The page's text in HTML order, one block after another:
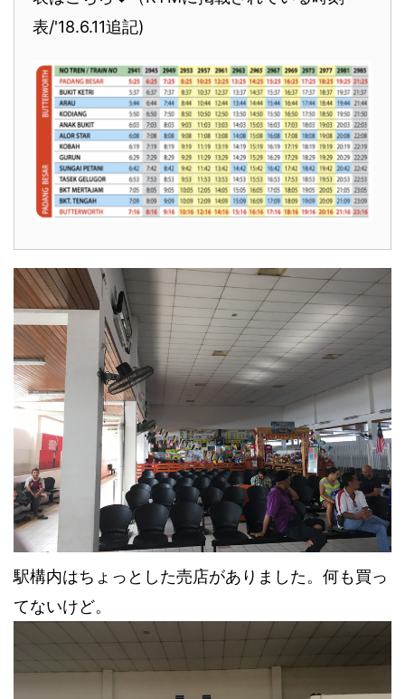
表/'18.6.11追記)
駅構内はちょっとした売店がありました。何も買っ
てないけど。